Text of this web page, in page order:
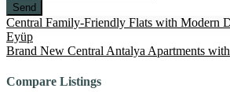
Send
Central Family-Friendly Flats with Modern
Eyüp
Brand New Central Antalya Apartments
Compare Listings